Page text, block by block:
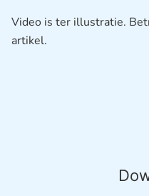
Video is ter illustratie.
artikel.